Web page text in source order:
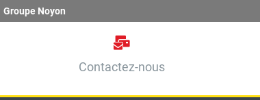
Groupe Noyon
Contactez-nous